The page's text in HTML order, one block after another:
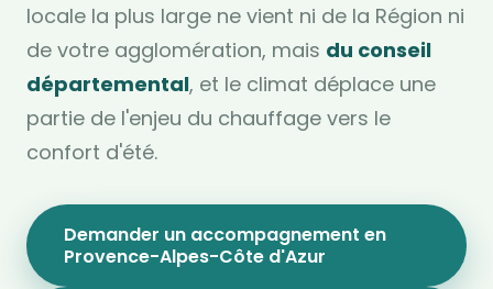
locale la plus large ne vient ni de la Région ni
de votre agglomération, mais du conseil
départemental, et le climat déplace une
partie de l'enjeu du chauffage vers le
confort d'été.
Demander un accompagnement en
Provence-Alpes-Côte d'Azur